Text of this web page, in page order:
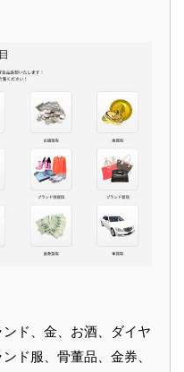
ド、金、お酒、ダイヤ
ド服、骨董品、金券、